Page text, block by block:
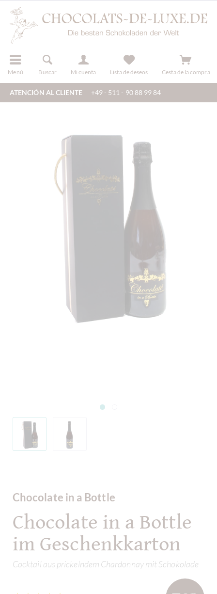
Menú Buscar Mi cuenta
registro Lista de deseos Cesta de la compra
ATENCIÓN AL CLIENTE +49 - 511 - 90 88 99 84
Chocolate in a Bottle
Chocolate in a Bottle
im Geschenkkarton
Cocktail aus prickelndem Chardonnay mit Schokolade